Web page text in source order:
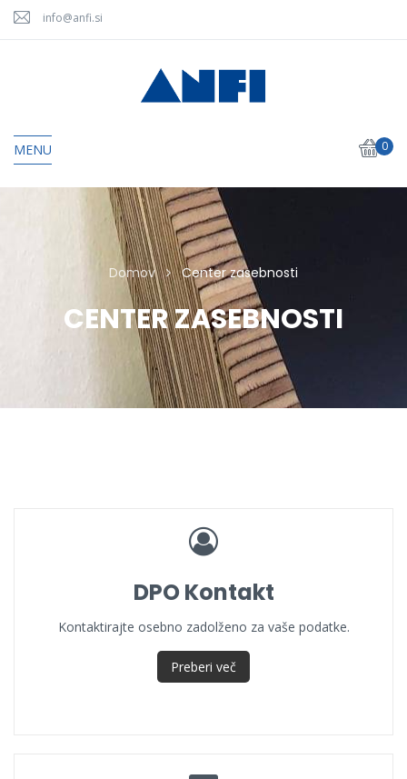
info@anfi.si
MENU 0
Domov Center zasebnosti
CENTER ZASEBNOSTI
DPO Kontakt
Kontaktirajte osebno zadolženo za vaše podatke.
Preberi več